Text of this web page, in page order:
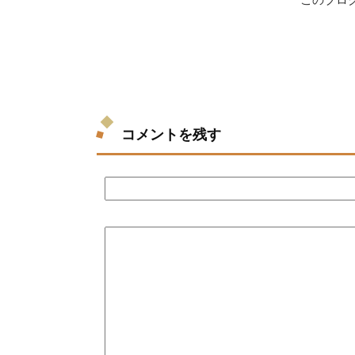
コメントを残す